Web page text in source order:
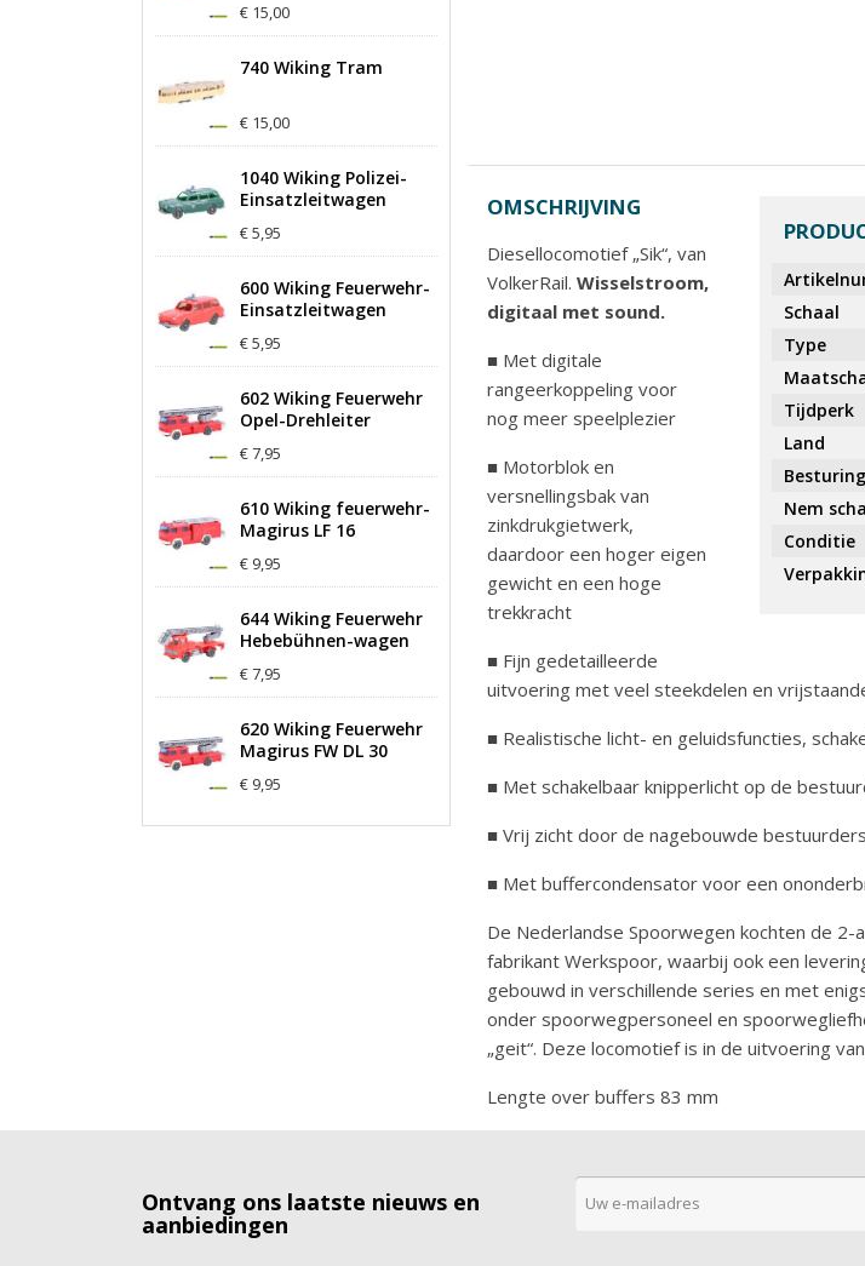
€ 15,00
740 Wiking Tram
€ 15,00
1040 Wiking Polizei-
Einsatzleitwagen
€ 5,95
600 Wiking Feuerwehr-
Einsatzleitwagen
€ 5,95
602 Wiking Feuerwehr
Opel-Drehleiter
€ 7,95
610 Wiking feuerwehr-
Magirus LF 16
€ 9,95
644 Wiking Feuerwehr
Hebebühnen-wagen
€ 7,95
620 Wiking Feuerwehr
Magirus FW DL 30
€ 9,95
Schaal
Type
Tijdperk
Land
Besturing
Nem
Conditie
OMSCHRIJVING
Diesellocomotief „Sik“, van
VolkerRail. Wisselstroom,
digitaal met sound.
■ Met digitale
rangeerkoppeling voor
nog meer speelplezier
■ Motorblok en
versnellingsbak van
zinkdrukgietwerk,
daardoor een hoger eigen
gewicht en een hoge
trekkracht
■ Fijn gedetailleerde
uitvoering met veel steekdelen en
■ Realistische licht- en geluidsfuncties,
■ Met schakelbaar knipperlicht op de
■ Vrij zicht door de nagebouwde
■ Met buffercondensator voor een
De Nederlandse Spoorwegen kochten de
fabrikant Werkspoor, waarbij ook een
gebouwd in verschillende series en met
onder spoorwegpersoneel en
„geit“. Deze locomotief is in de uitvoering
Lengte over buffers 83 mm
Ontvang ons laatste nieuws en
aanbiedingen